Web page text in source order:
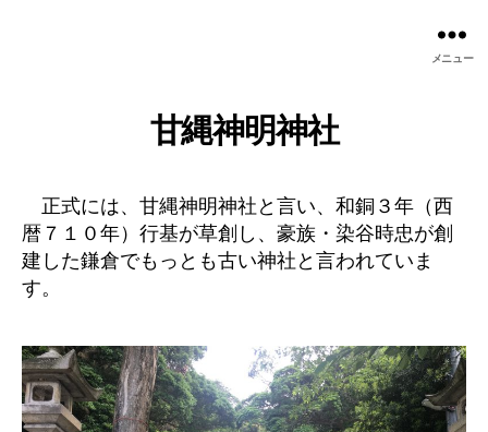
メニュー
甘縄神明神社
正式には、甘縄神明神社と言い、和銅３年（西
暦７１０年）行基が草創し、豪族・染谷時忠が創
建した鎌倉でもっとも古い神社と言われていま
す。